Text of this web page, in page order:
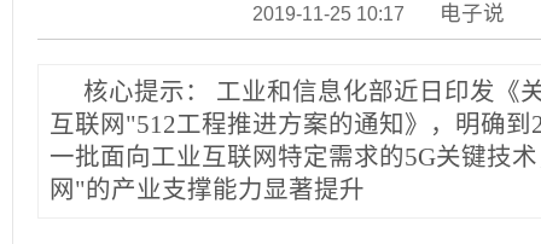
2019-11-25 10:17 电子说
核心提示：
工业和信息化部近日印发《
互联网"512工程推进方案的通知》，明确到
一批面向工业互联网特定需求的5G关键技
网"的产业支撑能力显著提升